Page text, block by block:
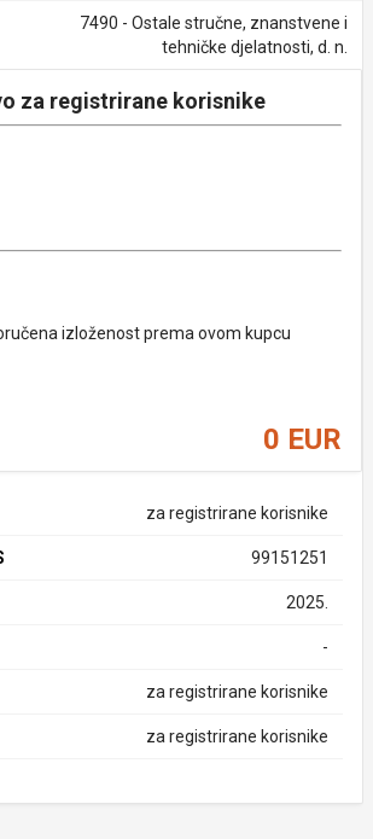
7490 - Ostale stručne, znanstvene i
tehničke djelatnosti, d. n.
za registrirane korisnike
izloženost prema ovom kupcu
0 EUR
za registrirane korisnike
99151251
2025.
-
za registrirane korisnike
za registrirane korisnike